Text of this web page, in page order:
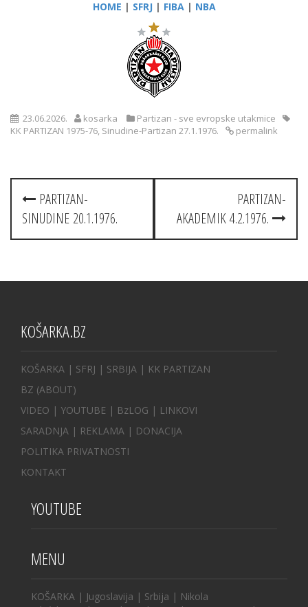
HOME | SFRJ | FIBA | NBA
23.06.2026. kosarka
Partizan - sve evropske utakmice
KK PARTIZAN 1975-76 Sinudine-Partizan 27.1.1976. permalink
Post
navigation
PARTIZAN-
SINUDINE 20.1.1976.
PARTIZAN-
AKADEMIK 4.2.1976.
KOŠARKA.BZ
KOŠARKA | SFRJ | SRBIJA | KK PARTIZAN
BZ (ABOUT)
VIDEO | YOUTUBE | BzLOG | LINKOVI
SARADNJA | REKLAMA | DONACIJA
POLITIKA PRIVATNOSTI
KONTAKT
YOUTUBE
MENU
KOŠARKA | Jugoslavija | Srbija | Nikola